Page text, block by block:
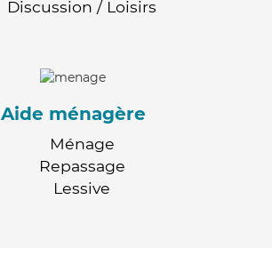
Discussion / Loisirs
Aide ménagère
Ménage
Repassage
Lessive